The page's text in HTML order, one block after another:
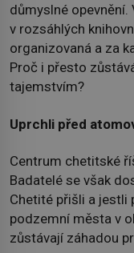
důmyslné
v rozsáhlých
organizovaná a za
Proč i přesto
tajemstvím?
Uprchli před
Centrum chetitské
Badatelé se však
Chetité přišli a jestli
podzemní města v
zůstávají záhadou